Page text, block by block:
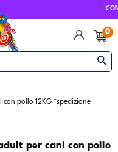
CONSEGNA
0
pollo 12KG *spedizione
per cani con pollo